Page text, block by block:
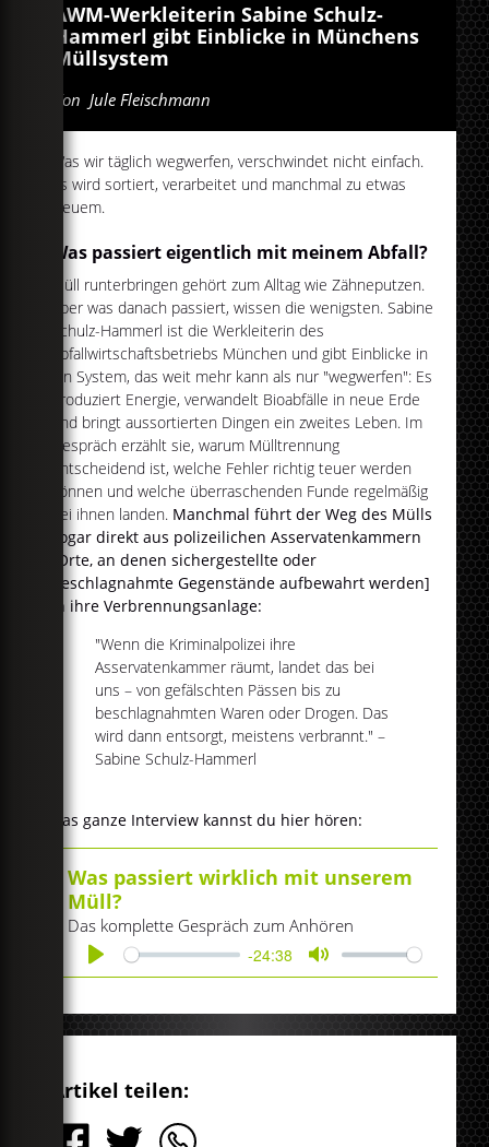
AWM-Werkleiterin Sabine Schulz-
Hammerl gibt Einblicke in Münchens
Müllsystem
Von Jule Fleischmann
Was wir täglich wegwerfen, verschwindet nicht einfach.
Es wird sortiert, verarbeitet und manchmal zu etwas
Neuem.
Was passiert eigentlich mit meinem Abfall?
Müll runterbringen gehört zum Alltag wie Zähneputzen.
Aber was danach passiert, wissen die wenigsten. Sabine
Schulz-Hammerl ist die Werkleiterin des
Abfallwirtschaftsbetriebs München und gibt Einblicke in
ein System, das weit mehr kann als nur "wegwerfen": Es
produziert Energie, verwandelt Bioabfälle in neue Erde
und bringt aussortierten Dingen ein zweites Leben. Im
Gespräch erzählt sie, warum Mülltrennung
entscheidend ist, welche Fehler richtig teuer werden
können und welche überraschenden Funde regelmäßig
bei ihnen landen. Manchmal führt der Weg des Mülls
sogar direkt aus polizeilichen Asservatenkammern
[Orte, an denen sichergestellte oder
beschlagnahmte Gegenstände aufbewahrt werden]
in ihre Verbrennungsanlage:
"Wenn die Kriminalpolizei ihre
Asservatenkammer räumt, landet das bei
uns – von gefälschten Pässen bis zu
beschlagnahmten Waren oder Drogen. Das
wird dann entsorgt, meistens verbrannt." –
Sabine Schulz-Hammerl
Das ganze Interview kannst du hier hören:
Was passiert wirklich mit unserem
Müll?
Das komplette Gespräch zum Anhören
Play
-24:38
Mute
Artikel teilen: